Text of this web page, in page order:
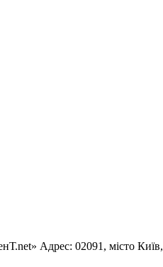
Адрес: 02091, місто